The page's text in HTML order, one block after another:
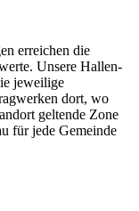
erreichen die
Unsere Hallen-
jeweilige
dort, wo
geltende Zone
für jede Gemeinde